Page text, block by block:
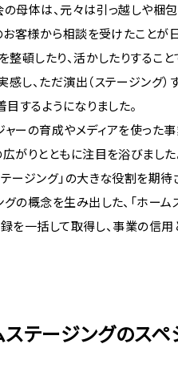
母体は、元々は引っ越しや梱
お客様から相談を受けたこと
整頓したり、活かしたりする
し、ただ演出（ステージング
するようになりました。
ーの育成やメディアを使った
がりとともに注目を浴びました
ージング」の大きな役割を期待
の概念を生み出した、「ホーム
を一括して取得し、事業の信
テージングのスペ